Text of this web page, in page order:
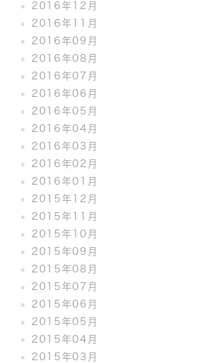
2016年12月
2016年11月
2016年09月
2016年08月
2016年07月
2016年06月
2016年05月
2016年04月
2016年03月
2016年02月
2016年01月
2015年12月
2015年11月
2015年10月
2015年09月
2015年08月
2015年07月
2015年06月
2015年05月
2015年04月
2015年03月